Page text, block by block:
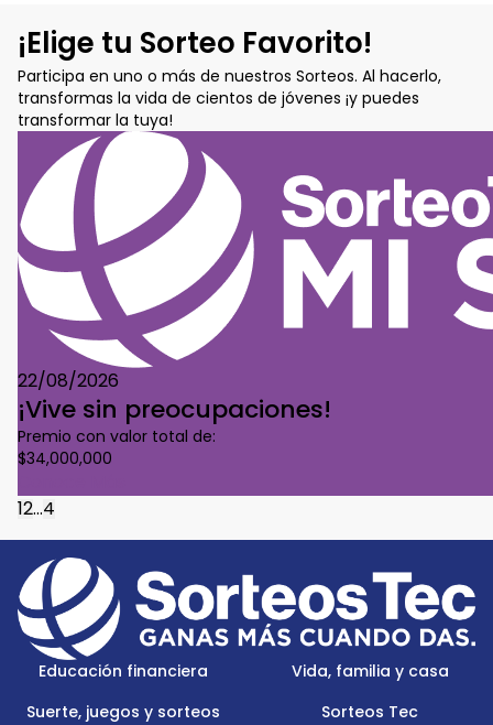
¡Elige tu Sorteo Favorito!
Participa en uno o más de nuestros Sorteos. Al hacerlo,
transformas la vida de cientos de jóvenes ¡y puedes
transformar la tuya!
22/08/2026
¡Vive sin preocupaciones!
Premio con valor total de:
$34,000,000
12...4
Footer
Menu
Logo
Educación financiera
Vida, familia y casa
Suerte, juegos y sorteos
Sorteos Tec